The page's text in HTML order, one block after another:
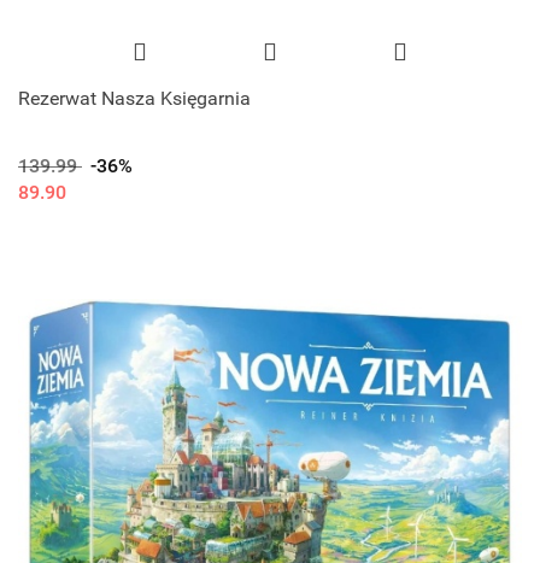
Rezerwat Nasza Księgarnia
139.99 -36%
89.90